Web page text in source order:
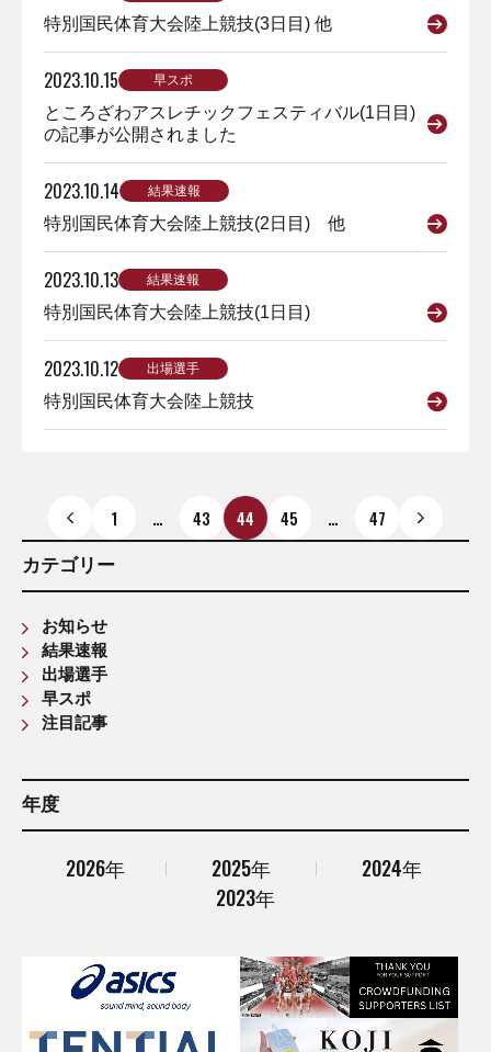
特別国民体育大会陸上競技(3日目) 他
2023.10.15 早スポ
ところざわアスレチックフェスティバル(1日目)
の記事が公開されました
2023.10.14 結果速報
特別国民体育大会陸上競技(2日目) 他
2023.10.13 結果速報
特別国民体育大会陸上競技(1日目)
2023.10.12 出場選手
特別国民体育大会陸上競技
1 … 43 44 45 … 47
カテゴリー
お知らせ
結果速報
出場選手
早スポ
注目記事
年度
2026年 2025年
2024年
2023年